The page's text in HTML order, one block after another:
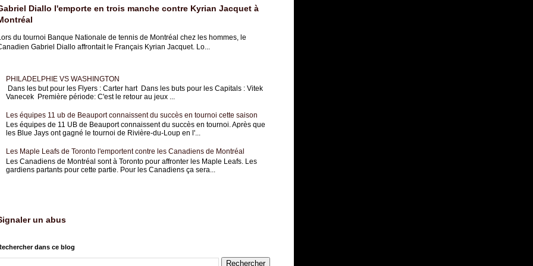
Diallo l'emporte en trois manche contre Kyrian Jacquet à
du tournoi Banque Nationale de tennis de Montréal chez les hommes, le
Gabriel Diallo affrontait le Français Kyrian Jacquet. Lo...
PHILADELPHIE VS WASHINGTON
Dans les but pour les Flyers : Carter hart Dans les buts pour les Capitals : Vitek
Vanecek Première période: C'est le retour au jeux ...
Les équipes 11 ub de Beauport connaissent du succès en tournoi cette saison
Les équipes de 11 UB de Beauport connaissent du succès en tournoi. Après que
les Blue Jays ont gagné le tournoi de Rivière-du-Loup en l'...
Les Maple Leafs de Toronto l'emportent contre les Canadiens de Montréal
Les Canadiens de Montréal sont à Toronto pour affronter les Maple Leafs. Les
gardiens partants pour cette partie. Pour les Canadiens ça sera...
un abus
dans ce blog